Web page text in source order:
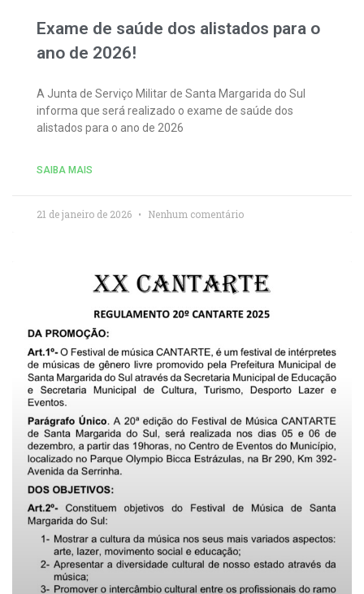
Exame de saúde dos alistados para o
ano de 2026!
A Junta de Serviço Militar de Santa Margarida do Sul
informa que será realizado o exame de saúde dos
alistados para o ano de 2026
SAIBA MAIS
21 de janeiro de 2026 Nenhum comentário